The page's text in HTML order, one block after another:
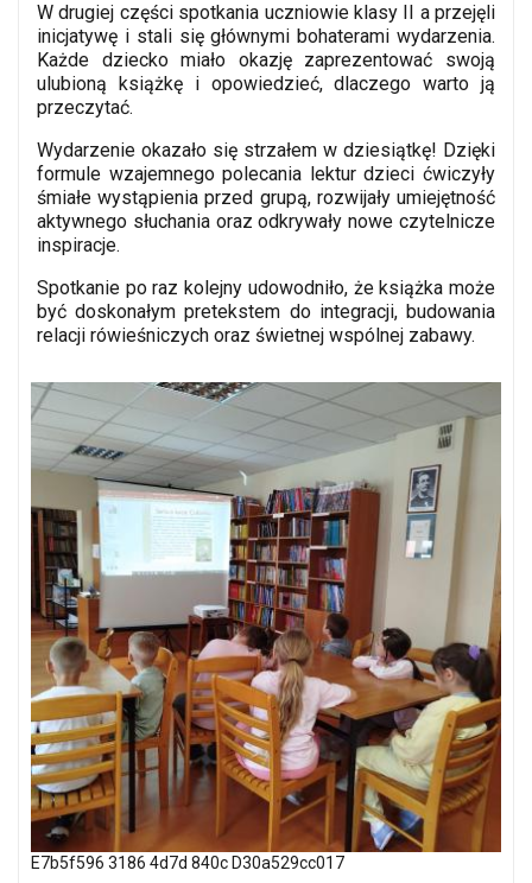
W drugiej części spotkania uczniowie klasy II a przejęli
inicjatywę i stali się głównymi bohaterami wydarzenia.
Każde dziecko miało okazję zaprezentować swoją
ulubioną książkę i opowiedzieć, dlaczego warto ją
przeczytać.
Wydarzenie okazało się strzałem w dziesiątkę! Dzięki
formule wzajemnego polecania lektur dzieci ćwiczyły
śmiałe wystąpienia przed grupą, rozwijały umiejętność
aktywnego słuchania oraz odkrywały nowe czytelnicze
inspiracje.
Spotkanie po raz kolejny udowodniło, że książka może
być doskonałym pretekstem do integracji, budowania
relacji rówieśniczych oraz świetnej wspólnej zabawy.
E7b5f596 3186 4d7d 840c D30a529cc017